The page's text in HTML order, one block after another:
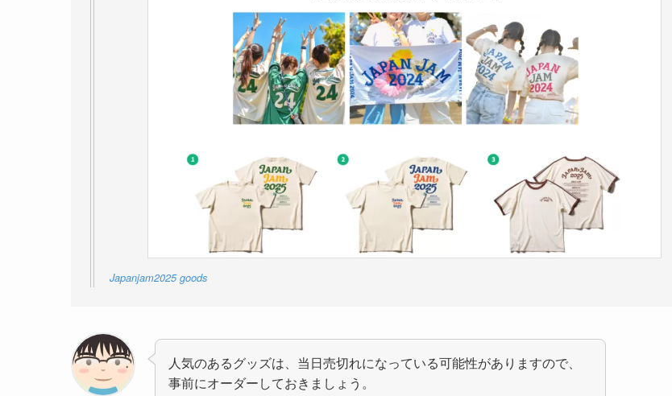
Japanjam2025 goods
人気のあるグッズは、当日売切れになっている可能性がありますので、
事前にオーダーしておきましょう。